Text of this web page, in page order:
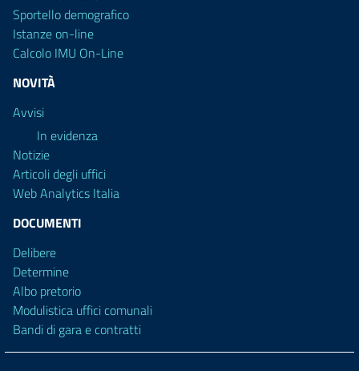
Sportello demografico
Istanze on-line
Calcolo IMU On-Line
NOVITÀ
Avvisi
In evidenza
Notizie
Articoli degli uffici
Web Analytics Italia
DOCUMENTI
Delibere
Determine
Albo pretorio
Modulistica uffici comunali
Bandi di gara e contratti